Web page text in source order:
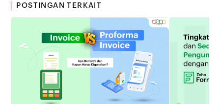
POSTINGAN TERKAIT